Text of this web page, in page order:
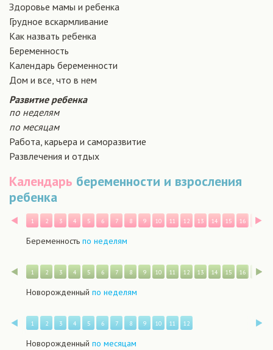
Здоровье мамы и ребенка
Грудное вскармливание
Как назвать ребенка
Беременность
Календарь беременности
Дом и все, что в нем
Развитие ребенка
по неделям
по месяцам
Работа, карьера и саморазвитие
Развлечения и отдых
Календарь беременности и взросления
ребенка
Назад
1 2 3 4 5 6 7 8 9 10 11 12 13 14 15 16 17
Беременность по неделям
Назад
1 2 3 4 5 6 7 8 9 10 11 12 13 14 15 16 17
Новорожденный по неделям
Назад
1 2 3 4 5 6 7 8 9 10 11 12
Новорожденный по месяцам